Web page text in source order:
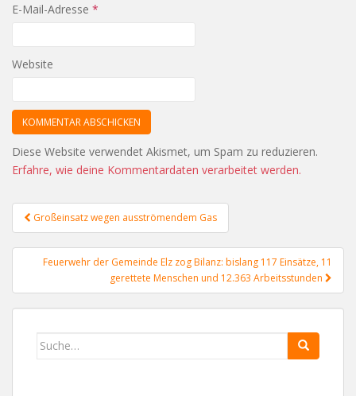
E-Mail-Adresse *
Website
Diese Website verwendet Akismet, um Spam zu reduzieren.
Erfahre, wie deine Kommentardaten verarbeitet werden.
Beitragsnavigation
Großeinsatz wegen ausströmendem Gas
Feuerwehr der Gemeinde Elz zog Bilanz: bislang 117 Einsätze, 11
gerettete Menschen und 12.363 Arbeitsstunden
Search